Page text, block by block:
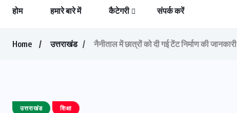
होम हमारे बारे में कैटेगरी संपर्क करें
Home उत्तराखंड नैनीताल में छात्रों को दी गई टेंट निर्माण की जानकारी
उत्तराखंड शिक्षा